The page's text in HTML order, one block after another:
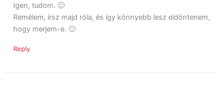
Igen, tudom. 🙂
Remélem, írsz majd róla, és így könnyebb lesz eldöntenem,
hogy merjem-e. 🙂
Reply